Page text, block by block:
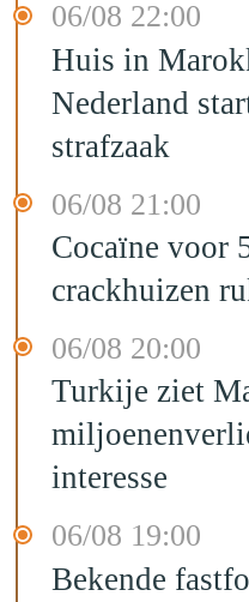
06/08 22:00
Huis in
Nederland
strafzaak
06/08 21:00
Cocaïne voor
crackhuizen
06/08 20:00
Turkije ziet
interesse
06/08 19:00
Bekende